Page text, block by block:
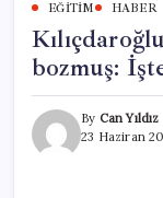
EĞITIM HABER
bozmuş:
By Can Yıldız
23 Haziran